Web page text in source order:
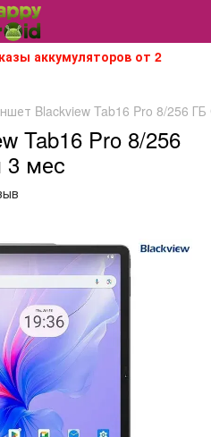
аккумуляторов от 2
Blackview Tab16 Pro 8/256
Tab16 Pro 8/256
3 мес